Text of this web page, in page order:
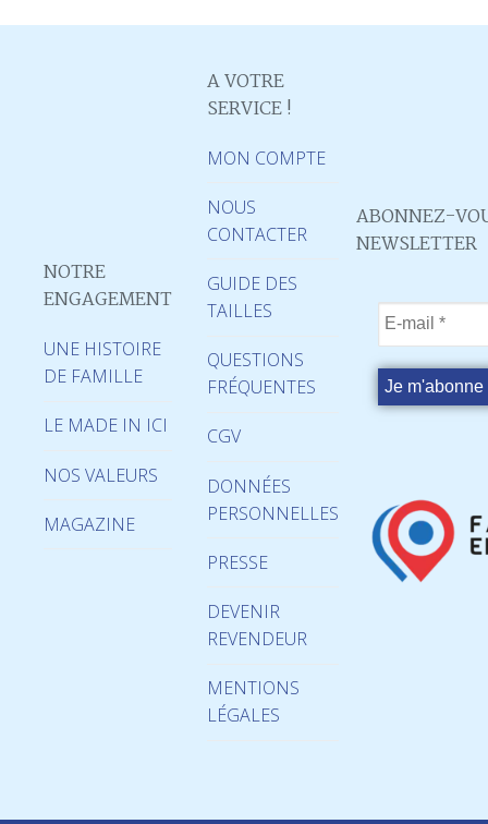
NOTRE
ENGAGEMENT
UNE HISTOIRE
DE FAMILLE
LE MADE IN ICI
NOS VALEURS
MAGAZINE
A VOTRE
SERVICE !
MON COMPTE
NOUS
CONTACTER
GUIDE DES
TAILLES
QUESTIONS
FRÉQUENTES
CGV
DONNÉES
PERSONNELLES
PRESSE
DEVENIR
REVENDEUR
MENTIONS
LÉGALES
ABONNEZ-
NEWSLETTER